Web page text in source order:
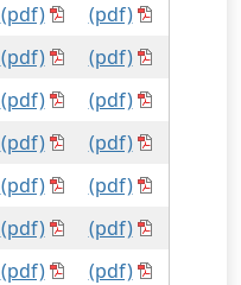
(pdf)
(pdf)
(pdf)
(pdf)
(pdf)
(pdf)
(pdf)
(pdf)
(pdf)
(pdf)
(pdf)
(pdf)
(pdf)
(pdf)